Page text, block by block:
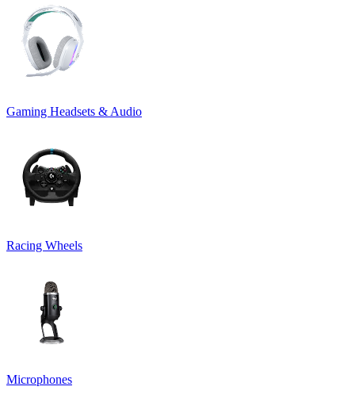
Gaming Headsets & Audio
Racing Wheels
Microphones